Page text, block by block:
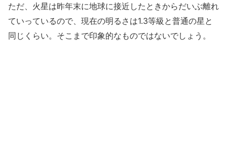
ただ、火星は昨年末に地球に接近したときからだいぶ離れ
ていっているので、現在の明るさは1.3等級と普通の星と
同じくらい。そこまで印象的なものではないでしょう。